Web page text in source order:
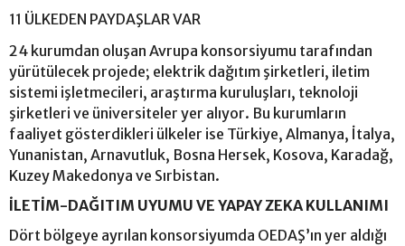
11 ÜLKEDEN PAYDAŞLAR VAR
24 kurumdan oluşan Avrupa konsorsiyumu tarafından
yürütülecek projede; elektrik dağıtım şirketleri, iletim
sistemi işletmecileri, araştırma kuruluşları, teknoloji
şirketleri ve üniversiteler yer alıyor. Bu kurumların
faaliyet gösterdikleri ülkeler ise Türkiye, Almanya, İtalya,
Yunanistan, Arnavutluk, Bosna Hersek, Kosova, Karadağ,
Kuzey Makedonya ve Sırbistan.
İLETİM-DAĞITIM UYUMU VE YAPAY ZEKA KULLANIMI
Dört bölgeye ayrılan konsorsiyumda OEDAŞ’ın yer aldığı